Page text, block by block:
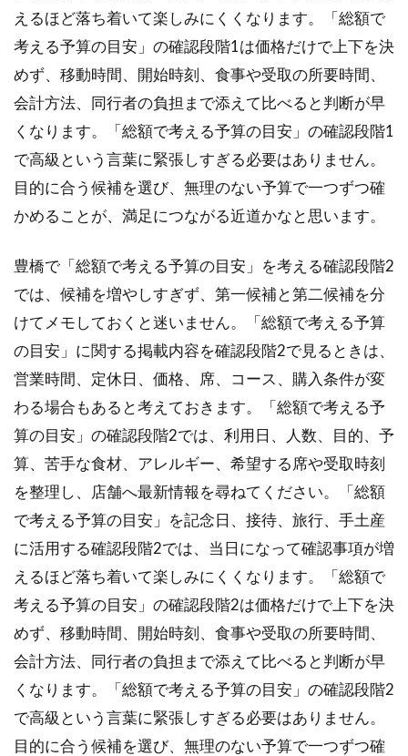
えるほど落ち着いて楽しみにくくなります。「総額で
考える予算の目安」の確認段階1は価格だけで上下を決
めず、移動時間、開始時刻、食事や受取の所要時間、
会計方法、同行者の負担まで添えて比べると判断が早
くなります。「総額で考える予算の目安」の確認段階1
で高級という言葉に緊張しすぎる必要はありません。
目的に合う候補を選び、無理のない予算で一つずつ確
かめることが、満足につながる近道かなと思います。
豊橋で「総額で考える予算の目安」を考える確認段階2
では、候補を増やしすぎず、第一候補と第二候補を分
けてメモしておくと迷いません。「総額で考える予算
の目安」に関する掲載内容を確認段階2で見るときは、
営業時間、定休日、価格、席、コース、購入条件が変
わる場合もあると考えておきます。「総額で考える予
算の目安」の確認段階2では、利用日、人数、目的、予
算、苦手な食材、アレルギー、希望する席や受取時刻
を整理し、店舗へ最新情報を尋ねてください。「総額
で考える予算の目安」を記念日、接待、旅行、手土産
に活用する確認段階2では、当日になって確認事項が増
えるほど落ち着いて楽しみにくくなります。「総額で
考える予算の目安」の確認段階2は価格だけで上下を決
めず、移動時間、開始時刻、食事や受取の所要時間、
会計方法、同行者の負担まで添えて比べると判断が早
くなります。「総額で考える予算の目安」の確認段階2
で高級という言葉に緊張しすぎる必要はありません。
目的に合う候補を選び、無理のない予算で一つずつ確